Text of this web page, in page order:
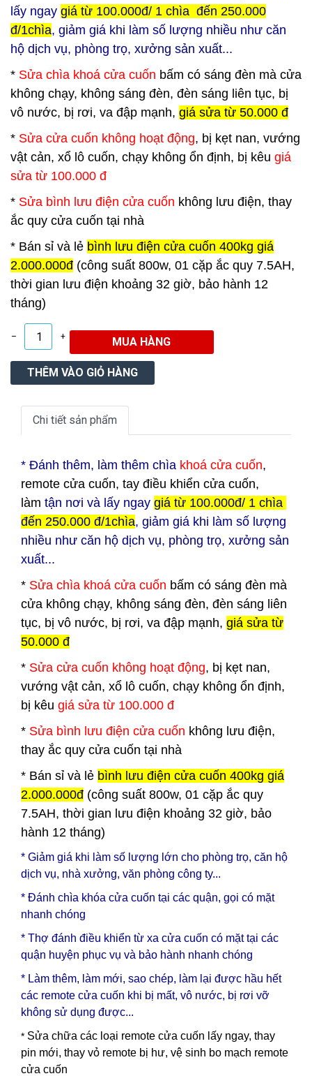
lấy ngay giá từ 100.000đ/ 1 chìa đến 250.000
đ/1chìa, giảm giá khi làm số lượng nhiều như căn
hộ dịch vụ, phòng trọ, xưởng sản xuất...
* Sửa chìa khoá cửa cuốn bấm có sáng đèn mà cửa
không chạy, không sáng đèn, đèn sáng liên tục, bị
vô nước, bị rơi, va đập mạnh, giá sửa từ 50.000 đ
* Sửa cửa cuốn không hoạt động, bị kẹt nan, vướng
vật cản, xổ lô cuốn, chạy không ổn định, bị kêu giá
sửa từ 100.000 đ
* Sửa bình lưu điện cửa cuốn không lưu điện, thay
ắc quy cửa cuốn tại nhà
* Bán sỉ và lẻ bình lưu điện cửa cuốn 400kg giá
2.000.000đ (công suất 800w, 01 cặp ắc quy 7.5AH,
thời gian lưu điện khoảng 32 giờ, bảo hành 12
tháng)
– +
Chi tiết sản phẩm
* Đánh thêm, làm thêm chìa khoá cửa cuốn,
remote cửa cuốn, tay điều khiển cửa cuốn,
làm tận nơi và lấy ngay giá từ 100.000đ/ 1 chìa
đến 250.000 đ/1chìa, giảm giá khi làm số lượng
nhiều như căn hộ dịch vụ, phòng trọ, xưởng sản
xuất...
* Sửa chìa khoá cửa cuốn bấm có sáng đèn mà
cửa không chạy, không sáng đèn, đèn sáng liên
tục, bị vô nước, bị rơi, va đập mạnh, giá sửa từ
50.000 đ
* Sửa cửa cuốn không hoạt động, bị kẹt nan,
vướng vật cản, xổ lô cuốn, chạy không ổn định,
bị kêu giá sửa từ 100.000 đ
* Sửa bình lưu điện cửa cuốn không lưu điện,
thay ắc quy cửa cuốn tại nhà
* Bán sỉ và lẻ bình lưu điện cửa cuốn 400kg giá
2.000.000đ (công suất 800w, 01 cặp ắc quy
7.5AH, thời gian lưu điện khoảng 32 giờ, bảo
hành 12 tháng)
* Giảm giá khi làm số lượng lớn cho phòng trọ, căn hộ
dịch vụ, nhà xưởng, văn phòng công ty...
* Đánh chìa khóa cửa cuốn tại các quận, gọi có mặt
nhanh chóng
* Thợ đánh điều khiển từ xa cửa cuốn có mặt tại các
quận huyện phục vụ và bảo hành nhanh chóng
* Làm thêm, làm mới, sao chép, làm lại được hầu hết
các remote cửa cuốn khi bị mất, vô nước, bị rơi vỡ
không sử dụng được...
* Sửa chữa các loại remote cửa cuốn lấy ngay, thay
pin mới, thay vỏ remote bị hư, vệ sinh bo mạch remote
cửa cuốn